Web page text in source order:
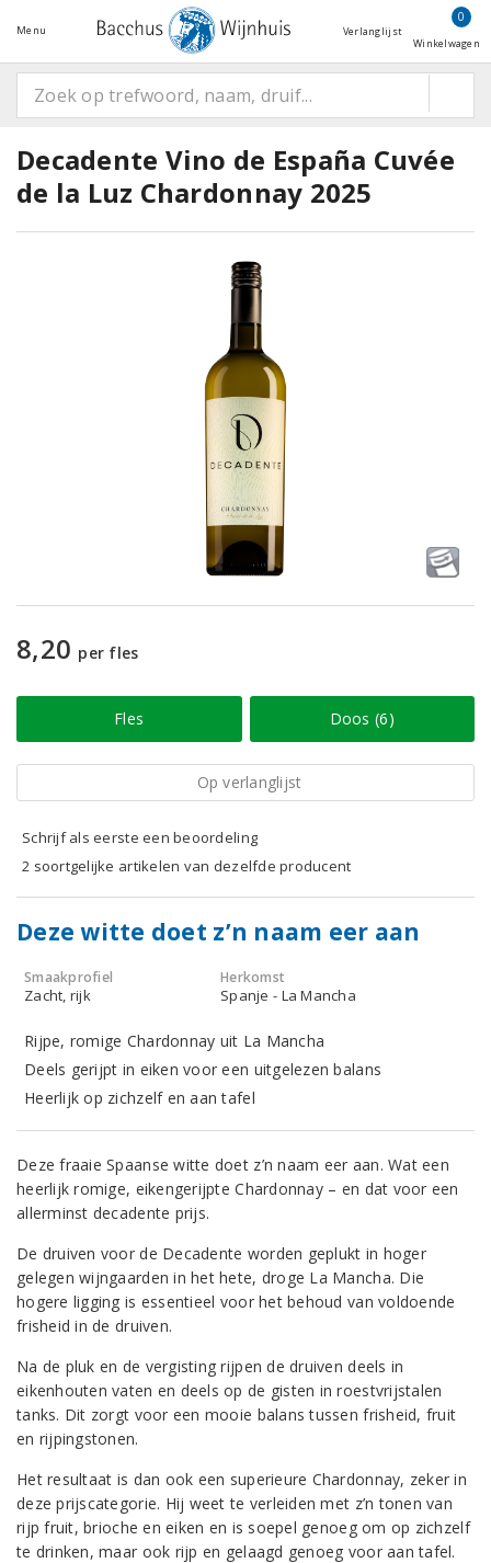
Menu Verlanglijst
0
Winkelwagen
Decadente Vino de España Cuvée
de la Luz Chardonnay 2025
8,20 per fles
Fles Doos (6)
Op verlanglijst
Schrijf als eerste een beoordeling
2 soortgelijke artikelen van dezelfde producent
Deze witte doet z’n naam eer aan
Smaakprofiel
Zacht, rijk
Herkomst
Spanje - La Mancha
Rijpe, romige Chardonnay uit La Mancha
Deels gerijpt in eiken voor een uitgelezen balans
Heerlijk op zichzelf en aan tafel
Deze fraaie Spaanse witte doet z’n naam eer aan. Wat een
heerlijk romige, eikengerijpte Chardonnay – en dat voor een
allerminst decadente prijs.
De druiven voor de Decadente worden geplukt in hoger
gelegen wijngaarden in het hete, droge La Mancha. Die
hogere ligging is essentieel voor het behoud van voldoende
frisheid in de druiven.
Na de pluk en de vergisting rijpen de druiven deels in
eikenhouten vaten en deels op de gisten in roestvrijstalen
tanks. Dit zorgt voor een mooie balans tussen frisheid, fruit
en rijpingstonen.
Het resultaat is dan ook een superieure Chardonnay, zeker in
deze prijscategorie. Hij weet te verleiden met z’n tonen van
rijp fruit, brioche en eiken en is soepel genoeg om op zichzelf
te drinken, maar ook rijp en gelaagd genoeg voor aan tafel.